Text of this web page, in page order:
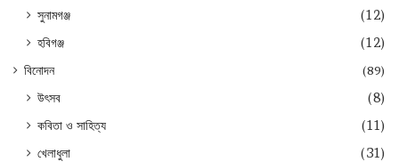
সুনামগঞ্জ
(12)
হবিগঞ্জ
(12)
বিনোদন (89)
উৎসব
(8)
কবিতা ও সাহিত্য
(11)
খেলাধুলা
(31)